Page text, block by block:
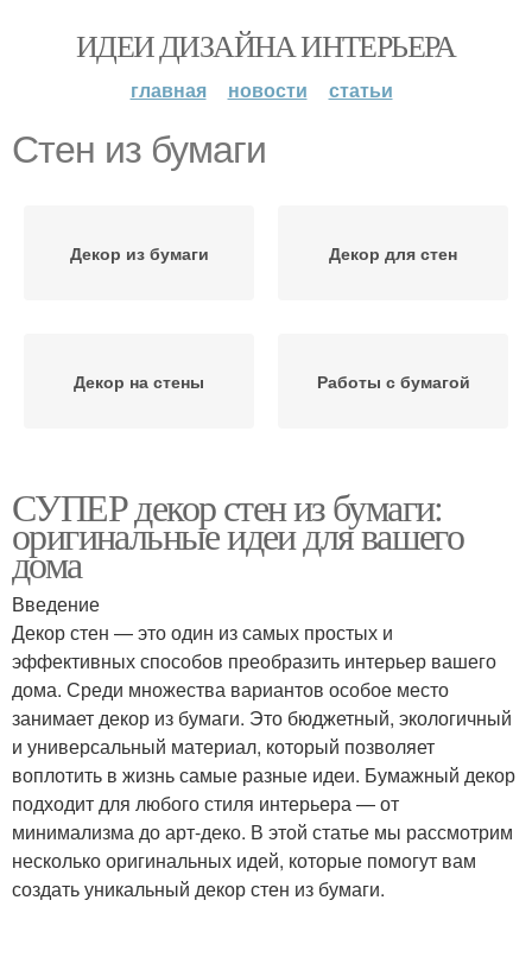
ИДЕИ ДИЗАЙНА ИНТЕРЬЕРА
главная новости статьи
Стен из бумаги
Декор из бумаги Декор для стен
Декор на стены Работы с бумагой
СУПЕР декор стен из бумаги:
оригинальные идеи для вашего
дома
Введение
Декор стен — это один из самых простых и
эффективных способов преобразить интерьер вашего
дома. Среди множества вариантов особое место
занимает декор из бумаги. Это бюджетный, экологичный
и универсальный материал, который позволяет
воплотить в жизнь самые разные идеи. Бумажный декор
подходит для любого стиля интерьера — от
минимализма до арт-деко. В этой статье мы рассмотрим
несколько оригинальных идей, которые помогут вам
создать уникальный декор стен из бумаги.